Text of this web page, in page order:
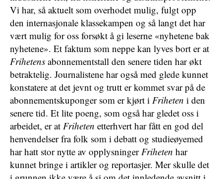
Vi har, så aktuelt som overhodet mulig, fulgt opp
den internasjonale klassekampen og så langt det har
vært mulig for oss forsøkt å gi leserne «nyhetene bak
nyhetene». Et faktum som neppe kan lyves bort er at
Frihetens abonnementstall den senere tiden har økt
betraktelig. Journalistene har også med glede kunnet
konstatere at det jevnt og trutt er kommet svar på de
abonnementskuponger som er kjørt i Friheten i den
senere tid. Et lite poeng, som også har gledet oss i
arbeidet, er at Friheten etterhvert har fått en god del
henvendelser fra folk som i debatt og studieøyemed
har hatt stor nytte av opplysningerFriheten har
kunnet bringe i artikler og reportasjer. Mer skulle det